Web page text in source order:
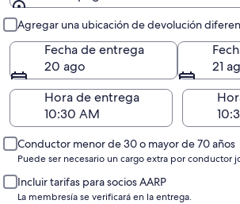
Agregar una ubicación de devolución
Fecha de entrega
20 ago
21
Hora de entrega
Conductor menor de 30 o mayor de 70 años
Puede ser necesario un cargo extra por conductor
Incluir tarifas para socios AARP
La membresía se verificará en la entrega.